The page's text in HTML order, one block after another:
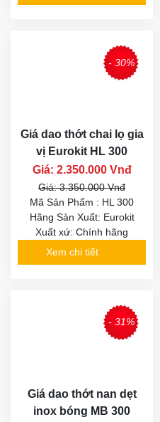
- 30%
Giá dao thớt chai lọ gia
vị Eurokit HL 300
Giá: 2.350.000 Vnđ
Giá: 3.350.000 Vnđ
Mã Sản Phẩm : HL 300
Hãng Sản Xuất: Eurokit
Xuất xứ: Chính hãng
Xem chi tiết
- 31%
Giá dao thớt nan dẹt
inox bóng MB 300